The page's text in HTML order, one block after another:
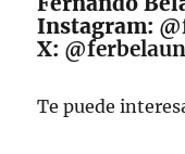
Instagram:
X:
Te puede